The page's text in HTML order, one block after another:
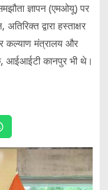
ज्ञापन (एमओयू) पर
द्वारा हस्ताक्षर
कल्याण मंत्रालय और
आईआईटी कानपुर भी थे।